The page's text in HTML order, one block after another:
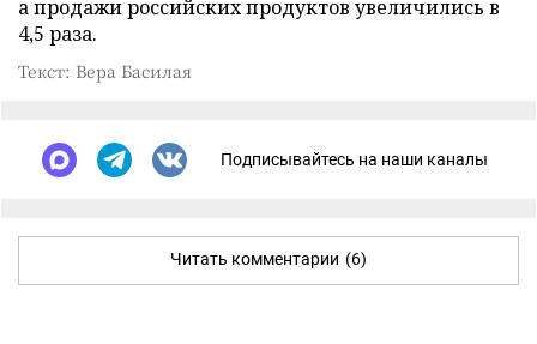
а продажи российских продуктов увеличились в
4,5 раза.
Текст: Вера Басилая
Подписывайтесь на наши каналы
Читать комментарии (6)